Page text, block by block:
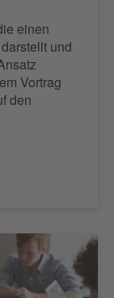
einen
und
Vortrag
den